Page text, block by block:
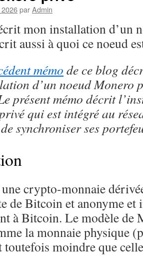
parAdmin
mon installation d’un
aussi à quoi ce noeud
mémo de ce blog
d’un noeud Monero
présent mémo décrit
qui est intégré au
synchroniser ses
une crypto-monnaie
de Bitcoin et anonyme et
à Bitcoin. Le modèle de
la monnaie physique
toutefois moindre que